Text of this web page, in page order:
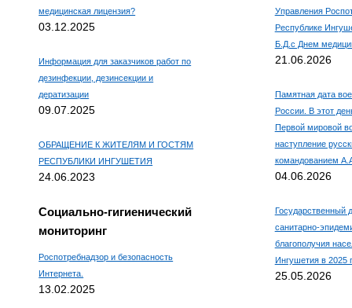
медицинская лицензия?
03.12.2025
Информация для заказчиков работ по
дезинфекции, дезинсекции и
дератизации
09.07.2025
ОБРАЩЕНИЕ К ЖИТЕЛЯМ И ГОСТЯМ
РЕСПУБЛИКИ ИНГУШЕТИЯ
24.06.2023
Социально-гигиенический
мониторинг
Роспотребнадзор и безопасность
Интернета.
13.02.2025
Управления
Республике
Б.Д.с Днем
21.06.2026
Памятная дата
России. В этот
Первой мировой
наступление
командованием
04.06.2026
Государственный
санитарно-
благополучия
Ингушетия в 2025
25.05.2026